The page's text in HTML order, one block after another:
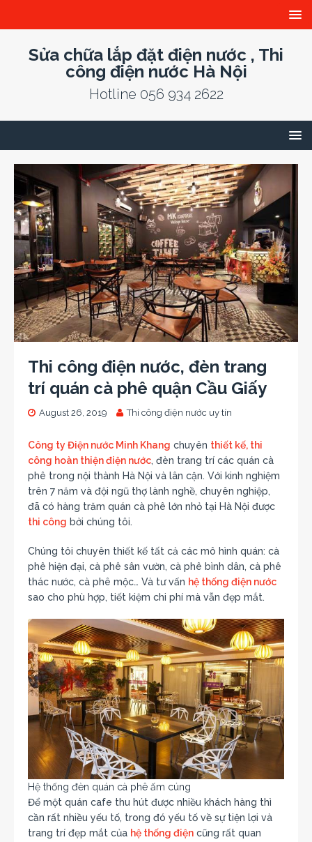
Sửa chữa lắp đặt điện nước , Thi
công điện nước Hà Nội
Hotline 056 934 2622
Thi công điện nước, đèn trang
trí quán cà phê quận Cầu Giấy
August 26, 2019 Thi công điện nước uy tín
Công ty Điện nước Minh Khang chuyên thiết kế, thi
công hoàn thiện điện nước, đèn trang trí các quán cà
phê trong nội thành Hà Nội và lân cận. Với kinh nghiệm
trên 7 năm và đội ngũ thợ lành nghề, chuyên nghiệp,
đã có hàng trăm quán cà phê lớn nhỏ tại Hà Nội được
thi công bởi chúng tôi.
Chúng tôi chuyên thiết kế tất cả các mô hình quán: cà
phê hiện đại, cà phê sân vườn, cà phê bình dân, cà phê
thác nước, cà phê mộc… Và tư vấn hệ thống điện nước
sao cho phù hợp, tiết kiệm chi phí mà vẫn đẹp mắt.
Hệ thống đèn quán cà phê ấm cúng
Để một quán cafe thu hút được nhiều khách hàng thì
cần rất nhiều yếu tố, trong đó yếu tố về sự tiện lợi và
trang trí đẹp mắt của hệ thống điện cũng rất quan